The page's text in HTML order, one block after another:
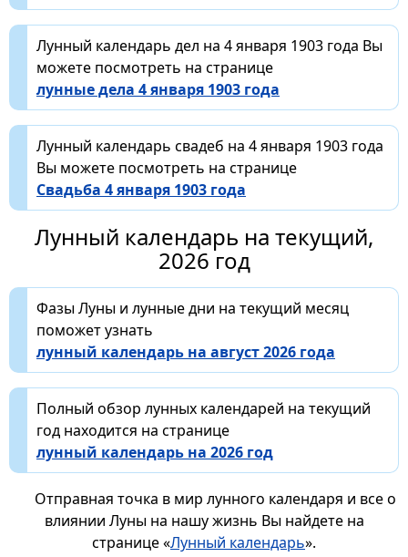
Лунный календарь дел на 4 января 1903 года Вы
можете посмотреть на странице
лунные дела 4 января 1903 года
Лунный календарь свадеб на 4 января 1903 года
Вы можете посмотреть на странице
Свадьба 4 января 1903 года
Лунный календарь на текущий,
2026 год
Фазы Луны и лунные дни на текущий месяц
поможет узнать
лунный календарь на август 2026 года
Полный обзор лунных календарей на текущий
год находится на странице
лунный календарь на 2026 год
Отправная точка в мир лунного календаря и все о
влиянии Луны на нашу жизнь Вы найдете на
странице «Лунный календарь».